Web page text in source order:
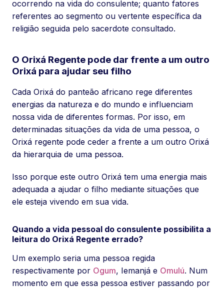
ocorrendo na vida do consulente; quanto fatores
referentes ao segmento ou vertente específica da
religião seguida pelo sacerdote consultado.
O Orixá Regente pode dar frente a um outro
Orixá para ajudar seu filho
Cada Orixá do panteão africano rege diferentes
energias da natureza e do mundo e influenciam
nossa vida de diferentes formas. Por isso, em
determinadas situações da vida de uma pessoa, o
Orixá regente pode ceder a frente a um outro Orixá
da hierarquia de uma pessoa.
Isso porque este outro Orixá tem uma energia mais
adequada a ajudar o filho mediante situações que
ele esteja vivendo em sua vida.
Quando a vida pessoal do consulente possibilita a
leitura do Orixá Regente errado?
Um exemplo seria uma pessoa regida
respectivamente por Ogum, Iemanjá e Omulú. Num
momento em que essa pessoa estiver passando por